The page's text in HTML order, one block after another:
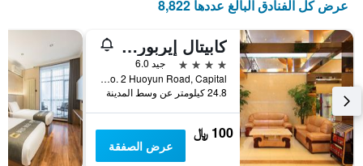
عرض كل الفنادق البالغ عددها 8,822
كابيتال إيربورت إنترناشونال هوتل
4 نجوم
جيد 6.0
No. 2 Huoyun Road, Capital, بكين, الصين
24.8 كيلومتر عن وسط المدينة
100 ﷼
عرض الصفقة